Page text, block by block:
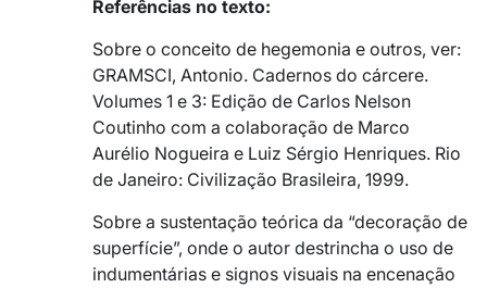
Referências no texto:
Sobre o conceito de hegemonia e outros, ver:
GRAMSCI, Antonio. Cadernos do cárcere.
Volumes 1 e 3: Edição de Carlos Nelson
Coutinho com a colaboração de Marco
Aurélio Nogueira e Luiz Sérgio Henriques. Rio
de Janeiro: Civilização Brasileira, 1999.
Sobre a sustentação teórica da “decoração de
superfície”, onde o autor destrincha o uso de
indumentárias e signos visuais na encenação